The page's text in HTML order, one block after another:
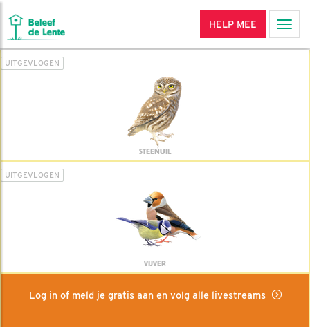
HELP MEE
UITGEVLOGEN
STEENUIL
UITGEVLOGEN
VIJVER
Log in of meld je gratis aan en volg alle livestreams